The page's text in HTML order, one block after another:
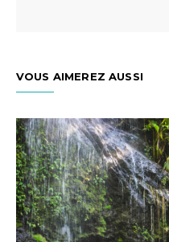
VOUS AIMEREZ AUSSI